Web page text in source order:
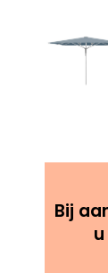
Bij